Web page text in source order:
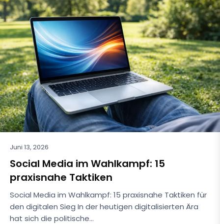
Juni 13, 2026
Social Media im Wahlkampf: 15
praxisnahe Taktiken
Social Media im Wahlkampf: 15 praxisnahe Taktiken für
den digitalen Sieg In der heutigen digitalisierten Ära
hat sich die politische…